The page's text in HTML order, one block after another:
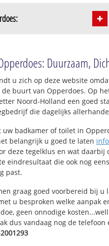
Duurzaam,
u zich op deze website
buurt van Opperdoes. Op
Noord-Holland een goed
die dagelijks
badkamer of toilet in
belangrijk u goed te laten
deze tegelklus en wat daarbij
eindresultaat die ook nog
past.
graag goed voorbereid bij u
u besproken welke aanpak
geen onnodige
dus vandaag nog de telefoon